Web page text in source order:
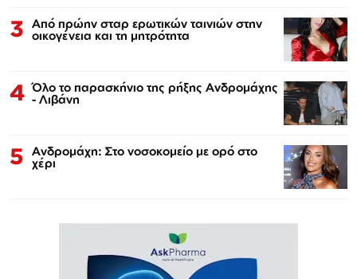
3 Από πρώην σταρ ερωτικών ταινιών στην
οικογένεια και τη μητρότητα
4 Όλο το παρασκήνιο της ρήξης Ανδρομάχης
- Λιβάνη
5 Ανδρομάχη: Στο νοσοκομείο με ορό στο
χέρι